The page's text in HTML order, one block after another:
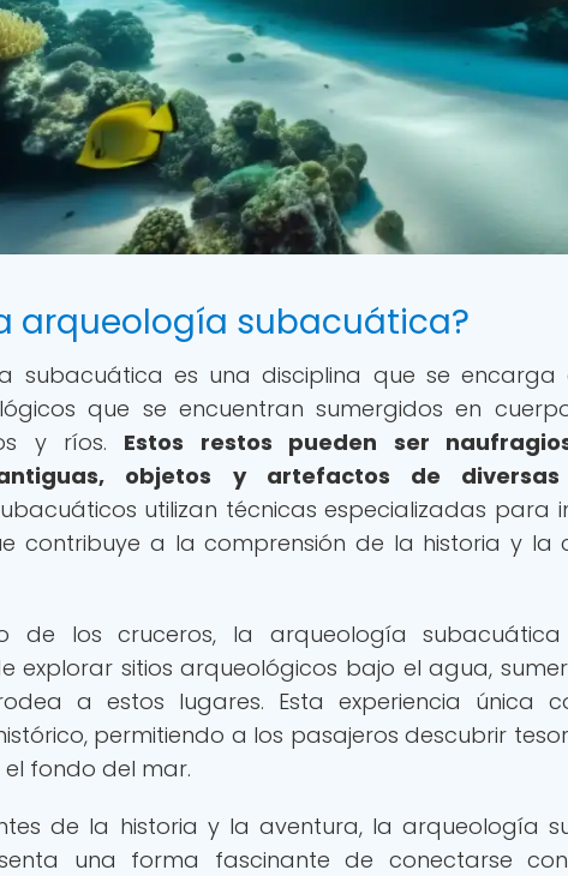
arqueología subacuática?
subacuática es una disciplina que se
que se encuentran sumergidos en
y ríos. Estos restos pueden ser
objetos y artefactos de diversas
utilizan técnicas especializadas para
contribuye a la comprensión de la historia y la
de los cruceros, la arqueología
explorar sitios arqueológicos bajo el agua,
a estos lugares. Esta experiencia única
permitiendo a los pasajeros descubrir
fondo del mar.
de la historia y la aventura, la arqueología
una forma fascinante de conectarse